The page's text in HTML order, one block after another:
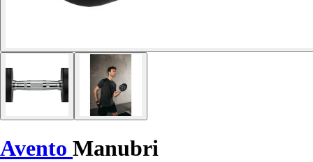
Avento Manubri